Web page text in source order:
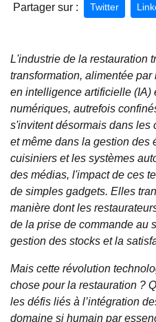
Partager sur : Twitter
L'industrie de la restauration
transformation, alimentée
en intelligence artificielle (IA)
numériques, autrefois
s'invitent désormais dans les
et même dans la gestion des
cuisiniers et les systèmes
des médias, l'impact de ces
de simples gadgets. Elles
manière dont les
de la prise de commande au
gestion des stocks et la
Mais cette révolution
chose pour la restauration ?
les défis liés à l’intégration
domaine si humain par